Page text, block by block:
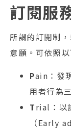
訂閱服
所謂的訂閱制
意願。可依照
Pain：發
用者行為
Trial：以
（Early